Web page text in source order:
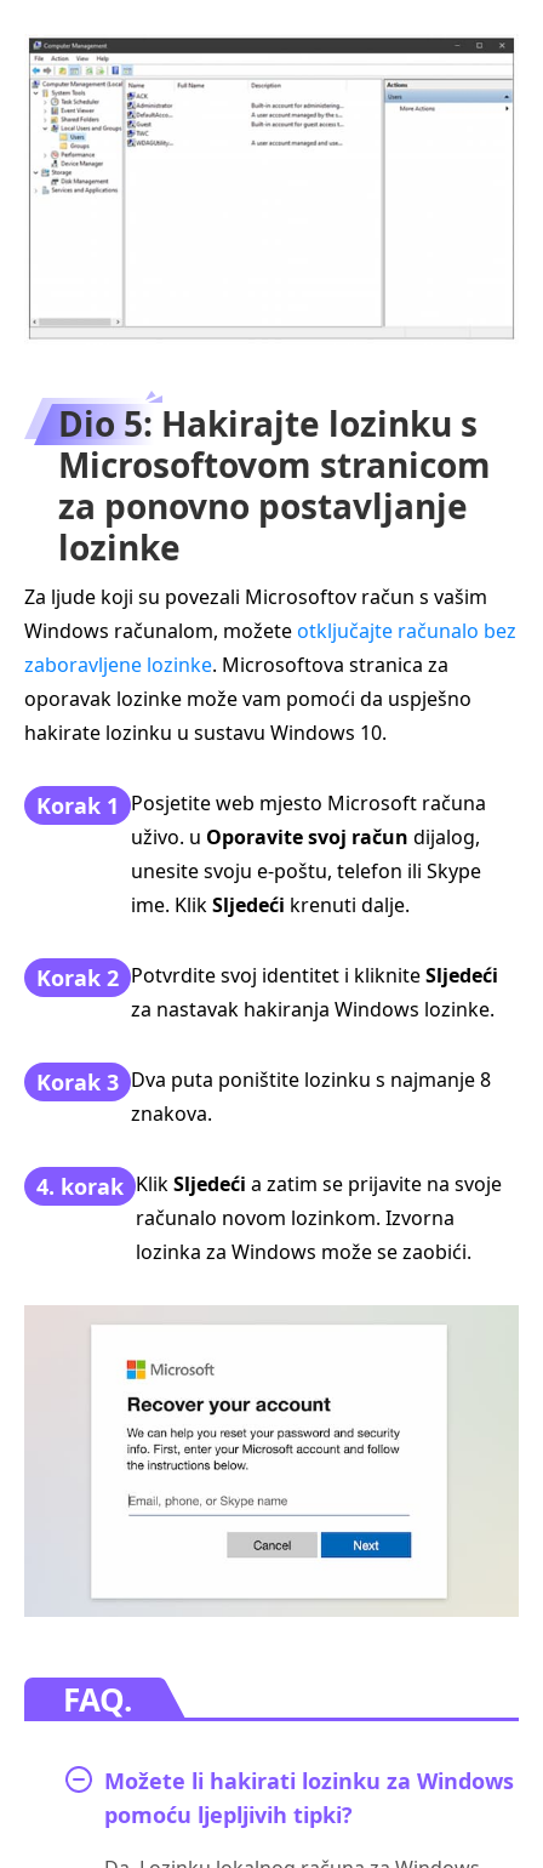
Dio 5: Hakirajte lozinku s
Microsoftovom stranicom
za ponovno postavljanje
lozinke
Za ljude koji su povezali Microsoftov račun s vašim
Windows računalom, možeteotključajte računalo bez
zaboravljene lozinke. Microsoftova stranica za
oporavak lozinke može vam pomoći da uspješno
hakirate lozinku u sustavu Windows 10.
Korak 1 Posjetite web mjesto Microsoft računa
uživo. u Oporavite svoj račun dijalog,
unesite svoju e-poštu, telefon ili Skype
ime. KlikSljedeći krenuti dalje.
Korak 2 Potvrdite svoj identitet i klikniteSljedeći
za nastavak hakiranja Windows lozinke.
Korak 3 Dva puta poništite lozinku s najmanje 8
znakova.
4. korak KlikSljedeći a zatim se prijavite na svoje
računalo novom lozinkom. Izvorna
lozinka za Windows može se zaobići.
FAQ.
Možete li hakirati lozinku za Windows
pomoću ljepljivih tipki?